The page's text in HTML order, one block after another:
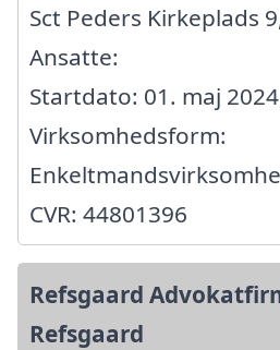
Sct Peders Kirkeplads
Ansatte:
Startdato: 01. maj
Virksomhedsform:
CVR: 44801396
Refsgaard
Refsgaard